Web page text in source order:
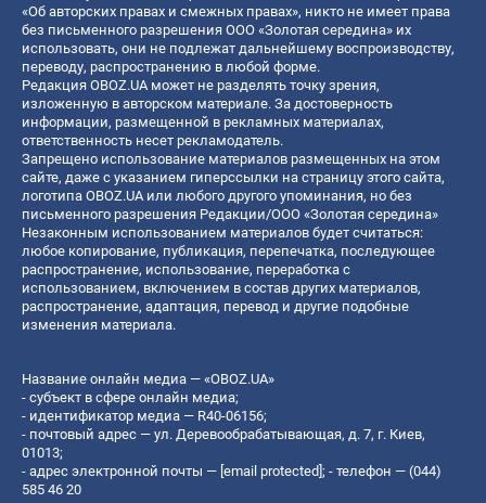
«Об авторских правах и смежных правах», никто не имеет права
без письменного разрешения ООО «Золотая середина» их
использовать, они не подлежат дальнейшему воспроизводству,
переводу, распространению в любой форме.
Редакция OBOZ.UA может не разделять точку зрения,
изложенную в авторском материале. За достоверность
информации, размещенной в рекламных материалах,
ответственность несет рекламодатель.
Запрещено использование материалов размещенных на этом
сайте, даже с указанием гиперссылки на страницу этого сайта,
логотипа OBOZ.UA или любого другого упоминания, но без
письменного разрешения Редакции/ООО «Золотая середина»
Незаконным использованием материалов будет считаться:
любое копирование, публикация, перепечатка, последующее
распространение, использование, переработка с
использованием, включением в состав других материалов,
распространение, адаптация, перевод и другие подобные
изменения материала.
Название онлайн медиа — «OBOZ.UA»
- субъект в сфере онлайн медиа;
- идентификатор медиа — R40-06156;
- почтовый адрес — ул. Деревообрабатывающая, д. 7, г. Киев,
01013;
- адрес электронной почты — [email protected]; - телефон — (044)
585 46 20